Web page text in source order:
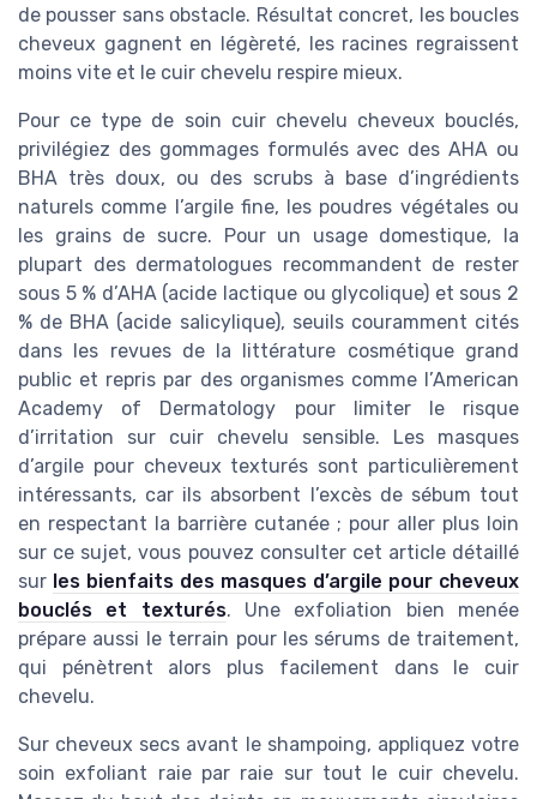
de pousser sans obstacle. Résultat concret, les boucles
cheveux gagnent en légèreté, les racines regraissent
moins vite et le cuir chevelu respire mieux.
Pour ce type de soin cuir chevelu cheveux bouclés,
privilégiez des gommages formulés avec des AHA ou
BHA très doux, ou des scrubs à base d’ingrédients
naturels comme l’argile fine, les poudres végétales ou
les grains de sucre. Pour un usage domestique, la
plupart des dermatologues recommandent de rester
sous 5 % d’AHA (acide lactique ou glycolique) et sous 2
% de BHA (acide salicylique), seuils couramment cités
dans les revues de la littérature cosmétique grand
public et repris par des organismes comme l’American
Academy of Dermatology pour limiter le risque
d’irritation sur cuir chevelu sensible. Les masques
d’argile pour cheveux texturés sont particulièrement
intéressants, car ils absorbent l’excès de sébum tout
en respectant la barrière cutanée ; pour aller plus loin
sur ce sujet, vous pouvez consulter cet article détaillé
sur les bienfaits des masques d’argile pour cheveux
bouclés et texturés. Une exfoliation bien menée
prépare aussi le terrain pour les sérums de traitement,
qui pénètrent alors plus facilement dans le cuir
chevelu.
Sur cheveux secs avant le shampoing, appliquez votre
soin exfoliant raie par raie sur tout le cuir chevelu.